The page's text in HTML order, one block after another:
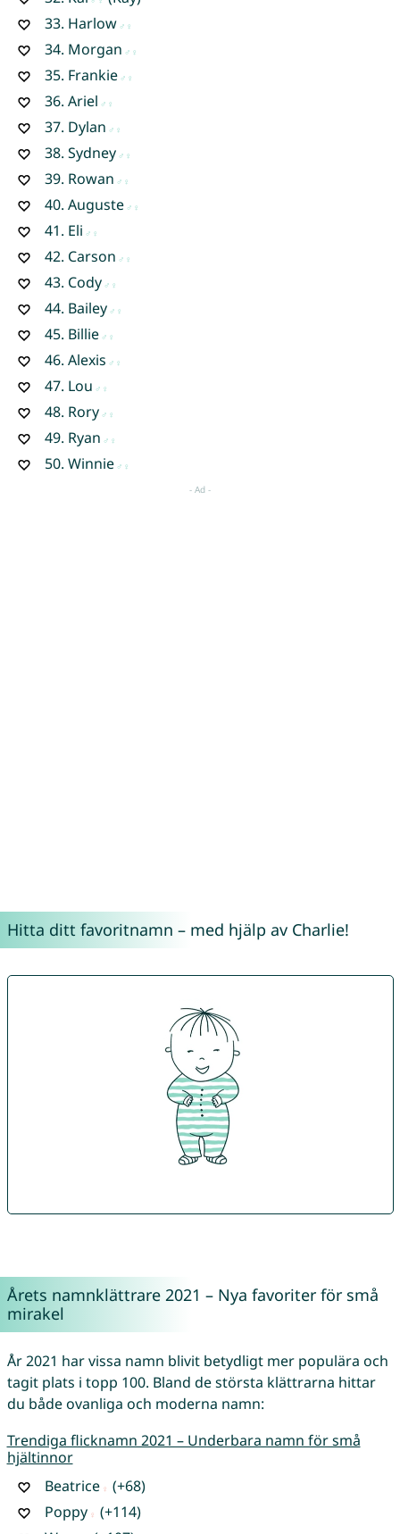
33. Harlow
34. Morgan
35. Frankie
36. Ariel
37. Dylan
38. Sydney
39. Rowan
40. Auguste
41. Eli
42. Carson
43. Cody
44. Bailey
45. Billie
46. Alexis
47. Lou
48. Rory
49. Ryan
50. Winnie
Hitta ditt favoritnamn – med hjälp av Charlie!
Årets namnklättrare 2021 – Nya favoriter för små
mirakel
År 2021 har vissa namn blivit betydligt mer populära och
tagit plats i topp 100. Bland de största klättrarna hittar
du både ovanliga och moderna namn:
Trendiga flicknamn 2021 – Underbara namn för små
hjältinnor
Beatrice
(+68)
Poppy
(+114)